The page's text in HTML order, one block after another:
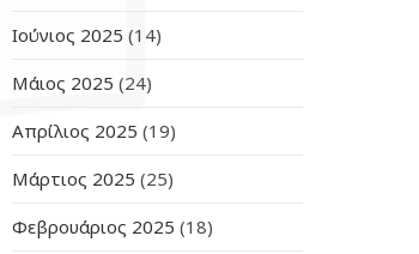
Ιούνιος 2025 (14)
Μάιος 2025 (24)
Απρίλιος 2025 (19)
Μάρτιος 2025 (25)
Φεβρουάριος 2025 (18)